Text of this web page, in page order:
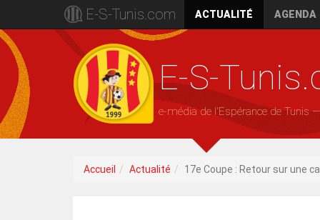
E-S-Tunis.com ACTUALITÉ AGENDA
E-S-
e-média de l'Espérance de Tunis
Accueil Actualité 17e Coupe : Retour sur une